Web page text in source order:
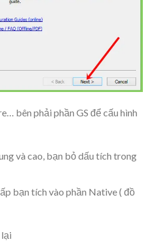
bên phải phần GS để cấu hình
và cao, bạn bỏ dấu tích trong
bạn tích vào phần Native( đồ